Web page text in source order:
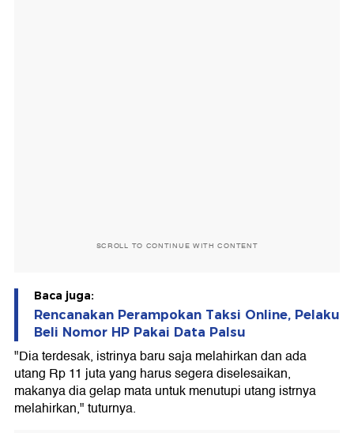
SCROLL TO CONTINUE WITH CONTENT
Baca juga:
Rencanakan Perampokan Taksi Online, Pelaku
Beli Nomor HP Pakai Data Palsu
"Dia terdesak, istrinya baru saja melahirkan dan ada
utang Rp 11 juta yang harus segera diselesaikan,
makanya dia gelap mata untuk menutupi utang istrnya
melahirkan," tuturnya.